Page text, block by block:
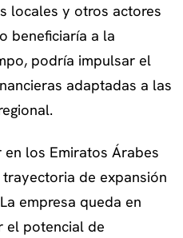
locales y otros actores
beneficiaría a la
podría impulsar el
adaptadas a las
los Emiratos Árabes
de expansión
empresa queda en
el potencial de